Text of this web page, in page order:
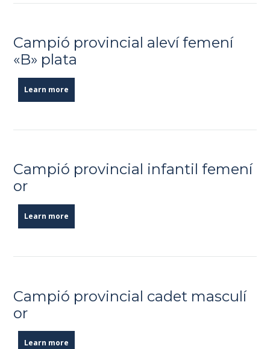
Campió provincial aleví femení
«B» plata
Learn more
Campió provincial infantil femení
or
Learn more
Campió provincial cadet masculí
or
Learn more